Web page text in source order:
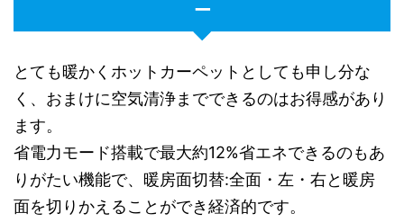
ー
とても暖かくホットカーペットとしても申し分な
く、おまけに空気清浄までできるのはお得感があり
ます。
省電力モード搭載で最大約12%省エネできるのもあ
りがたい機能で、暖房面切替:全面・左・右と暖房
面を切りかえることができ経済的です。